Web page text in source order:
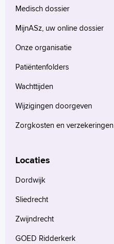
Medisch dossier
MijnASz, uw online dossier
Onze organisatie
Patiëntenfolders
Wachttijden
Wijzigingen doorgeven
Zorgkosten en verzekeringen
Locaties
Dordwijk
Sliedrecht
Zwijndrecht
GOED Ridderkerk